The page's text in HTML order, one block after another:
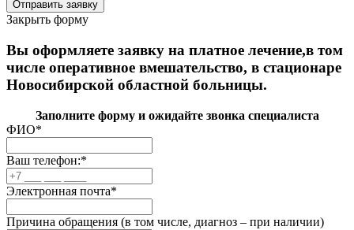
Закрыть форму
Вы оформляете заявку на платное лечение,в том
числе оперативное вмешательство, в стационаре
Новосибирской областной больницы.
Заполните форму и ожидайте звонка специалиста
ФИО*
Ваш телефон:*
Электронная почта*
Причина обращения (в том числе, диагноз – при наличии)